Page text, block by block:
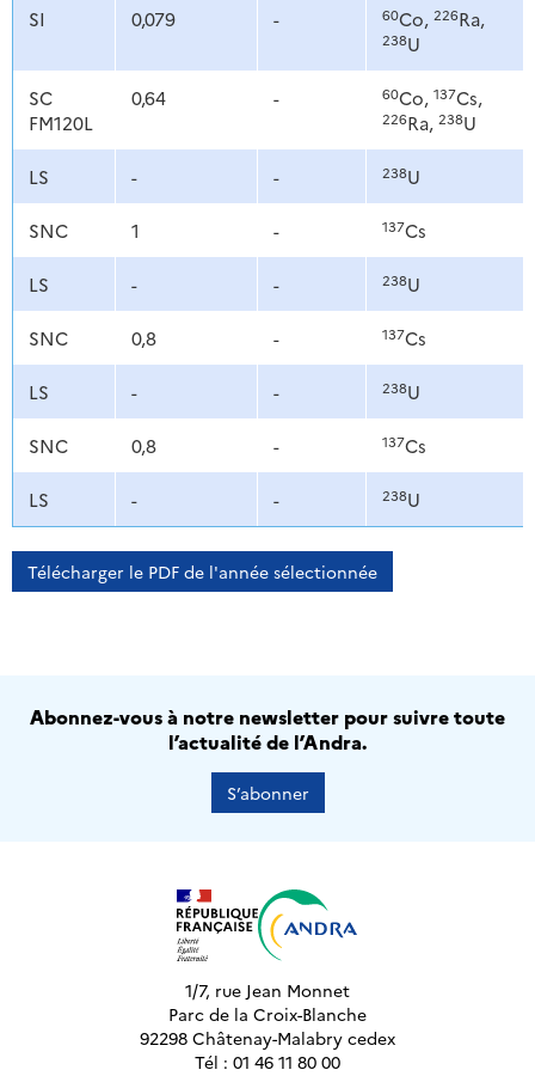
SI 0,079 - 60Co, 226Ra,
238U
SC
FM120L
0,64 - 60Co, 137Cs,
226Ra, 238U
LS - - 238U
SNC 1 - 137Cs
LS - - 238U
SNC 0,8 - 137Cs
LS - - 238U
SNC 0,8 - 137Cs
LS - - 238U
Télécharger le PDF de l'année sélectionnée
Abonnez-vous à notre newsletter pour suivre toute
l’actualité de l’Andra.
S’abonner
1/7, rue Jean Monnet
Parc de la Croix-Blanche
92298 Châtenay-Malabry cedex
Tél : 01 46 11 80 00